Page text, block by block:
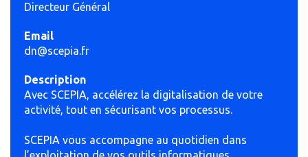
Directeur Général
Email
dn@scepia.fr
Description
Avec SCEPIA, accélérez la digitalisation de votre
activité, tout en sécurisant vos processus.
SCEPIA vous accompagne au quotidien dans